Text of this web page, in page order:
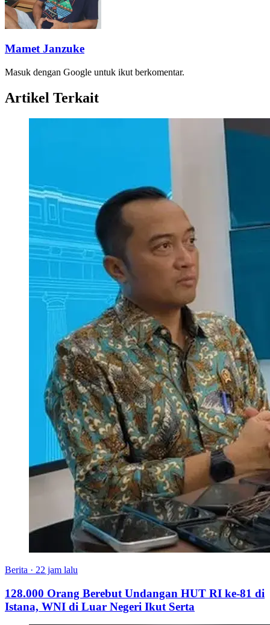
Mamet Janzuke
Masuk dengan Google untuk ikut berkomentar.
Artikel Terkait
Berita · 22 jam lalu
128.000 Orang Berebut Undangan HUT RI ke-81 di
Istana, WNI di Luar Negeri Ikut Serta